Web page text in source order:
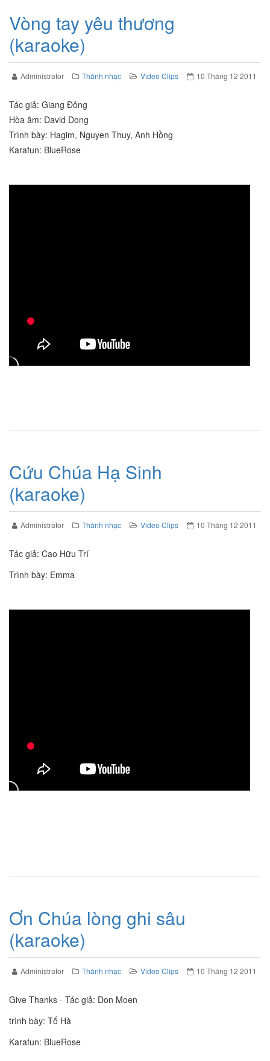
Vòng tay yêu thương
(karaoke)
Administrator Thánh nhạc Video Clips 10 Tháng 12 2011
Tác giả: Giang Đông
Hòa âm: David Dong
Trình bày: Hagim, Nguyen Thuy, Anh Hồng
Karafun: BlueRose
Cứu Chúa Hạ Sinh
(karaoke)
Administrator Thánh nhạc Video Clips 10 Tháng 12 2011
Tác giả: Cao Hữu Trí
Trình bày: Emma
Ơn Chúa lòng ghi sâu
(karaoke)
Administrator Thánh nhạc Video Clips 10 Tháng 12 2011
Give Thanks - Tác giả: Don Moen
trình bày: Tố Hà
Karafun: BlueRose